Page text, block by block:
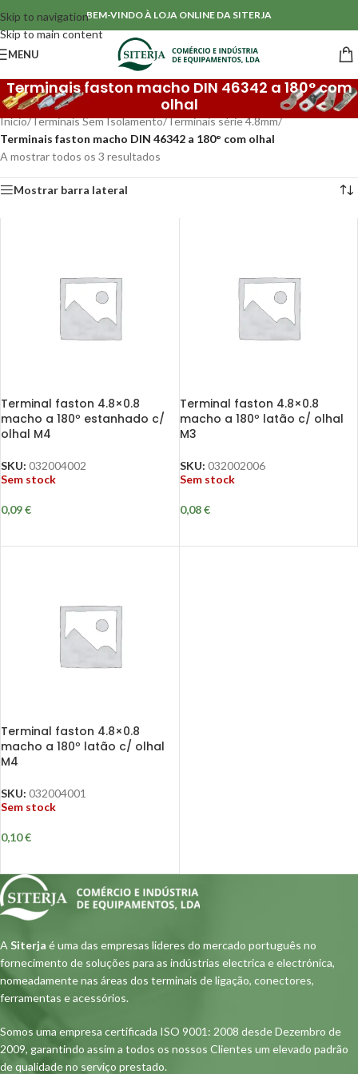
Skip to navigation
Skip to main content
BEM-VINDO À LOJA ONLINE DA SITERJA
MENU
Terminais faston macho DIN 46342 a 180° com
olhal
Início/Terminais Sem Isolamento/Terminais série 4.8mm/
Terminais faston macho DIN 46342 a 180° com olhal
A mostrar todos os 3 resultados
Mostrar barra lateral
Terminal faston 4.8×0.8
macho a 180º estanhado c/
olhal M4
SKU: 032004002
Sem stock
0,09€
Terminal faston 4.8×0.8
macho a 180º latão c/ olhal
M3
SKU: 032002006
Sem stock
0,08€
Terminal faston 4.8×0.8
macho a 180º latão c/ olhal
M4
SKU: 032004001
Sem stock
0,10€
A Siterja é uma das empresas lideres do mercado português no
fornecimento de soluções para as indústrias electrica e electrónica,
nomeadamente nas áreas dos terminais de ligação, conectores,
ferramentas e acessórios.
Somos uma empresa certificada ISO 9001: 2008 desde Dezembro de
2009, garantindo assim a todos os nossos Clientes um elevado padrão
de qualidade no serviço prestado.